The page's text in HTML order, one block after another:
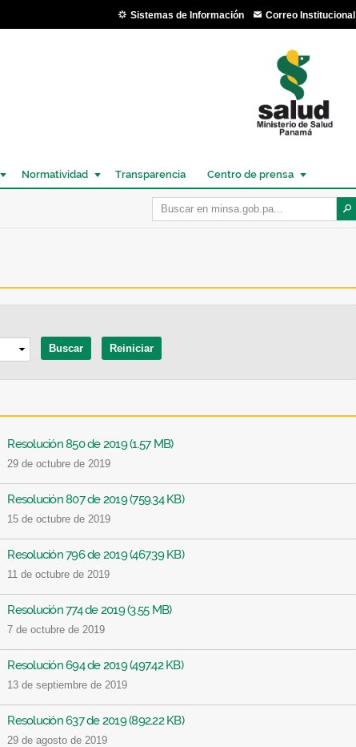
Sistemas de Información Correo Institucional
Normatividad Transparencia Centro de prensa
Resolución 850 de 2019 (1.57 MB)
29 de octubre de 2019
Resolución 807 de 2019 (759.34 KB)
15 de octubre de 2019
Resolución 796 de 2019 (467.39 KB)
11 de octubre de 2019
Resolución 774 de 2019 (3.55 MB)
7 de octubre de 2019
Resolución 694 de 2019 (497.42 KB)
13 de septiembre de 2019
Resolución 637 de 2019 (892.22 KB)
29 de agosto de 2019